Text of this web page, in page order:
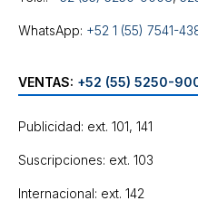
WhatsApp: +52 1 (55) 7541-
VENTAS: +52 (55) 5250-
Publicidad: ext. 101, 141
Suscripciones: ext. 103
Internacional: ext. 142